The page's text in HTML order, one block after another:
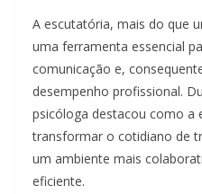
A escutatória, mais do que
uma ferramenta essencial
comunicação e,
desempenho profissional.
psicóloga destacou como a
transformar o cotidiano de
um ambiente mais
eficiente.